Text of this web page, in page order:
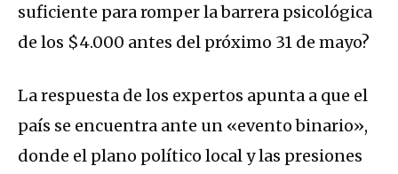
suficiente para romper la barrera psicológica
de los $4.000 antes del próximo 31 de mayo?
La respuesta de los expertos apunta a que el
país se encuentra ante un «evento binario»,
donde el plano político local y las presiones